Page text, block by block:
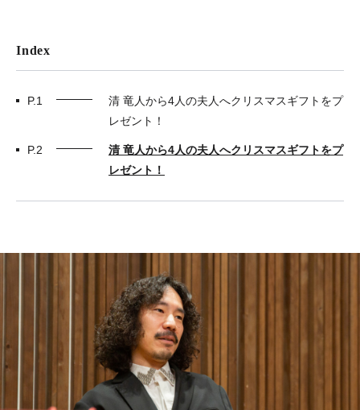
Index
P.1
清 竜人から4人の夫人へクリスマスギフトをプ
レゼント！
P.2
清 竜人から4人の夫人へクリスマスギフトをプ
レゼント！